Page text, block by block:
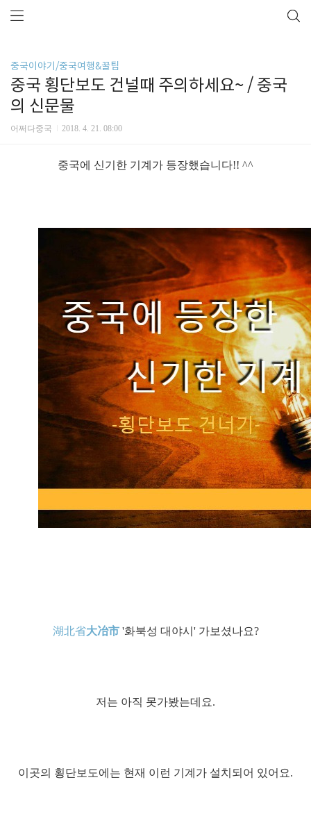
중국이야기/중국여행&꿀팁
중국 횡단보도 건널때 주의하세요~ / 중국
의 신문물
어쩌다중국 2018. 4. 21. 08:00
중국에 신기한 기계가 등장했습니다!! ^^
湖北省大冶市'화북성 대야시' 가보셨나요?
저는 아직 못가봤는데요.
이곳의 횡단보도에는 현재 이런 기계가 설치되어 있어요.